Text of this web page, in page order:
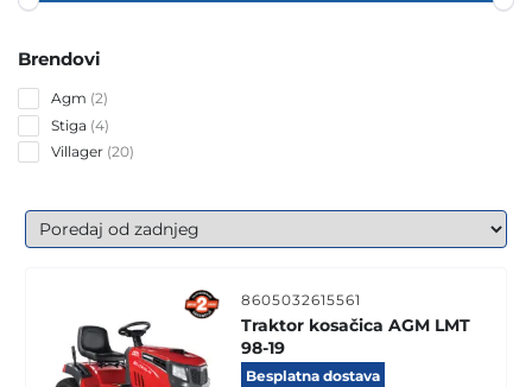
Brendovi
Agm 22
Stiga 44
products
Villager 2020
8605032615561
Traktor kosačica AGM LMT
98-19
Besplatna dostava